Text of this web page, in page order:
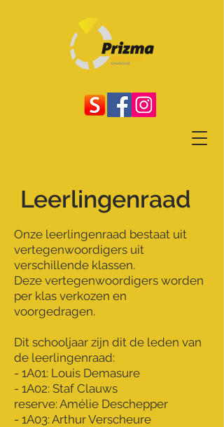
Leerlingenraad
Onze leerlingenraad bestaat uit
vertegenwoordigers uit
verschillende klassen.
Deze vertegenwoordigers worden
per klas verkozen en
voorgedragen.
Dit schooljaar zijn dit de leden van
de leerlingenraad:
- 1A01: Louis Demasure
- 1A02: Staf Clauws
reserve: Amélie Deschepper
- 1A03: Arthur Verscheure